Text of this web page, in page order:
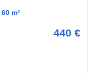
m²
440 €